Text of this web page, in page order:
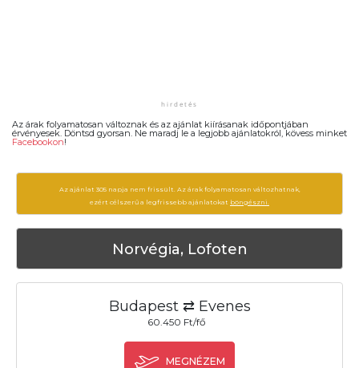
Az árak folyamatosan változnak és az ajánlat kiírásanak időpontjában
érvényesek. Döntsd gyorsan. Ne maradj le a legjobb ajánlatokról, kövess minket
Facebookon!
Az ajánlat 305 napja nem frissült. Az árak folyamatosan változhatnak,
ezért célszerű a legfrissebb ajánlatokat böngészni.
Norvégia, Lofoten
Budapest ⇄ Evenes
60.450 Ft/fő
MEGNÉZEM